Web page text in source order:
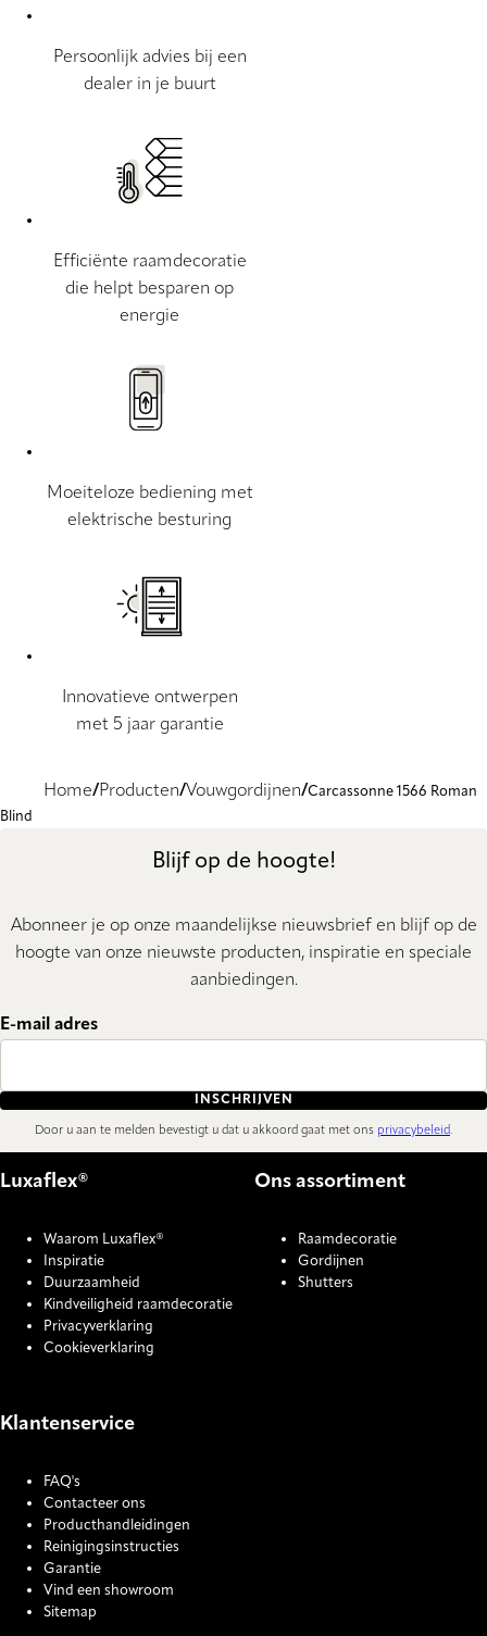
Persoonlijk advies bij een
dealer in je buurt
Efficiënte raamdecoratie
die helpt besparen op
energie
Moeiteloze bediening met
elektrische besturing
Innovatieve ontwerpen
met 5 jaar garantie
Home Producten Vouwgordijnen Carcassonne 1566 Roman
Blind
Blijf op de hoogte!
Abonneer je op onze maandelijkse nieuwsbrief en blijf op de
hoogte van onze nieuwste producten, inspiratie en speciale
aanbiedingen.
E-mail adres
INSCHRIJVEN
Door u aan te melden bevestigt u dat u akkoord gaat met ons privacybeleid.
Luxaflex®
Waarom Luxaflex®
Inspiratie
Duurzaamheid
Kindveiligheid raamdecoratie
Privacyverklaring
Cookieverklaring
Ons assortiment
Raamdecoratie
Gordijnen
Shutters
Klantenservice
FAQ's
Contacteer ons
Producthandleidingen
Reinigingsinstructies
Garantie
Vind een showroom
Sitemap